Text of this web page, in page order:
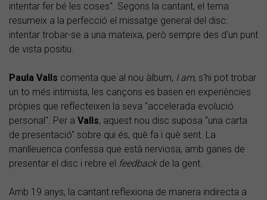
intentar fer bé les coses". Segons la cantant, el tema
resumeix a la perfecció el missatge general del disc:
intentar trobar-se a una mateixa, però sempre des d'un punt
de vista positiu.
Paula Valls comenta que al nou àlbum, I am, s'hi pot trobar
un to més intimista, les cançons es basen en experiències
pròpies que reflecteixen la seva "accelerada evolució
personal". Per a Valls, aquest nou disc suposa "una carta
de presentació" sobre qui és, què fa i què sent. La
manlleuenca confessa que està nerviosa, amb ganes de
presentar el disc i rebre el feedbackde la gent.
Amb 19 anys, la cantant reflexiona de manera indirecta a